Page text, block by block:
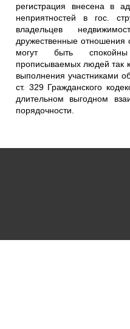
регистрация внесена в
неприятностей в гос.
владельцев
дружественные
могут быть спокойны
прописываемых людей так
выполнения участниками
ст. 329 Гражданского
длительном выгодном
порядочности.